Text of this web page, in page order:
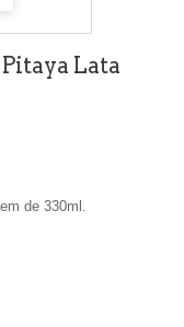
Lata
de 330ml.